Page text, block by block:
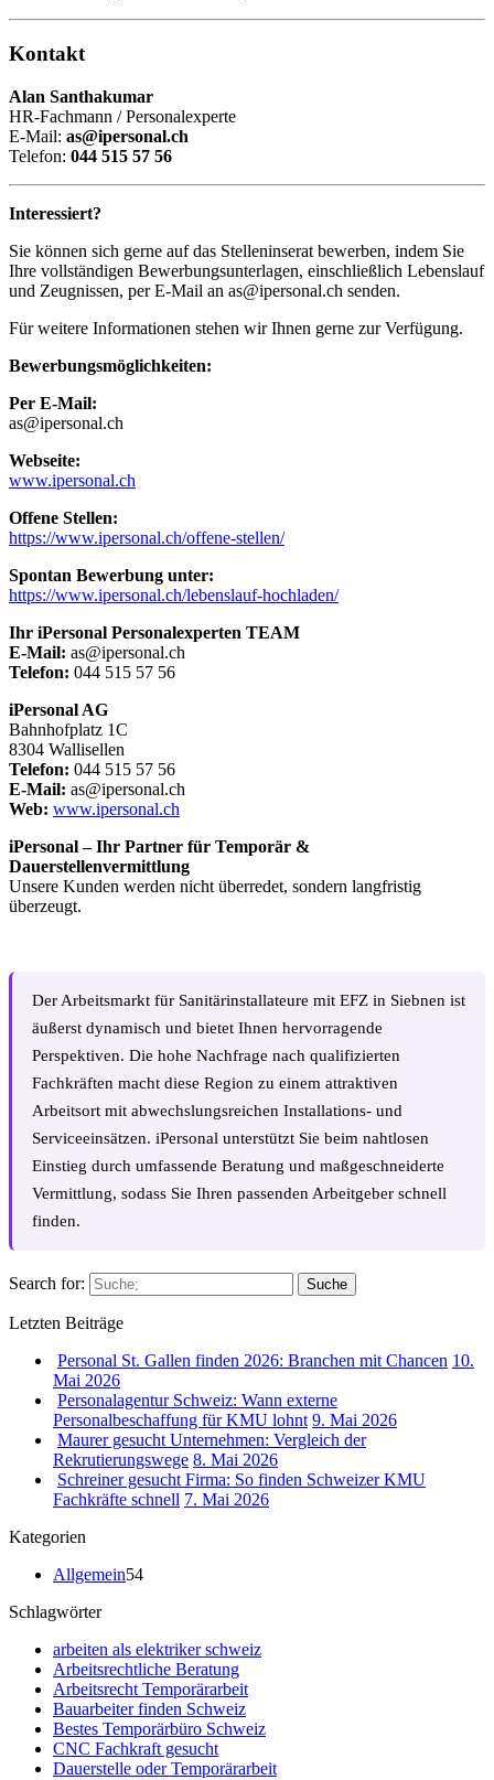
Kontakt
Alan Santhakumar
HR-Fachmann / Personalexperte
E-Mail: as@ipersonal.ch
Telefon: 044 515 57 56
Interessiert?
Sie können sich gerne auf das Stelleninserat bewerben, indem Sie
Ihre vollständigen Bewerbungsunterlagen, einschließlich Lebenslauf
und Zeugnissen, per E-Mail an as@ipersonal.ch senden.
Für weitere Informationen stehen wir Ihnen gerne zur Verfügung.
Bewerbungsmöglichkeiten:
Per E-Mail:
as@ipersonal.ch
Webseite:
www.ipersonal.ch
Offene Stellen:
https://www.ipersonal.ch/offene-stellen/
Spontan Bewerbung unter:
https://www.ipersonal.ch/lebenslauf-hochladen/
Ihr iPersonal Personalexperten TEAM
E-Mail: as@ipersonal.ch
Telefon: 044 515 57 56
iPersonal AG
Bahnhofplatz 1C
8304 Wallisellen
Telefon: 044 515 57 56
E-Mail: as@ipersonal.ch
Web: www.ipersonal.ch
iPersonal – Ihr Partner für Temporär &
Dauerstellenvermittlung
Unsere Kunden werden nicht überredet, sondern langfristig
überzeugt.
Der Arbeitsmarkt für Sanitärinstallateure mit EFZ in Siebnen ist
äußerst dynamisch und bietet Ihnen hervorragende
Perspektiven. Die hohe Nachfrage nach qualifizierten
Fachkräften macht diese Region zu einem attraktiven
Arbeitsort mit abwechslungsreichen Installations- und
Serviceeinsätzen. iPersonal unterstützt Sie beim nahtlosen
Einstieg durch umfassende Beratung und maßgeschneiderte
Vermittlung, sodass Sie Ihren passenden Arbeitgeber schnell
finden.
Search for: Suche
Letzten Beiträge
Personal St. Gallen finden 2026: Branchen mit Chancen 10.
Mai 2026
Personalagentur Schweiz: Wann externe
Personalbeschaffung für KMU lohnt 9. Mai 2026
Maurer gesucht Unternehmen: Vergleich der
Rekrutierungswege 8. Mai 2026
Schreiner gesucht Firma: So finden Schweizer KMU
Fachkräfte schnell 7. Mai 2026
Kategorien
Allgemein54
Schlagwörter
arbeiten als elektriker schweiz
Arbeitsrechtliche Beratung
Arbeitsrecht Temporärarbeit
Bauarbeiter finden Schweiz
Bestes Temporärbüro Schweiz
CNC Fachkraft gesucht
Dauerstelle oder Temporärarbeit